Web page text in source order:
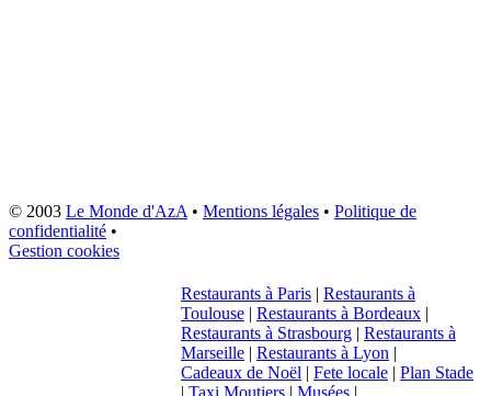
© 2003 Le Monde d'AzA• Mentions légales • Politique de
confidentialité •
Gestion cookies
Restaurants à Paris | Restaurants à
Toulouse | Restaurants à Bordeaux |
Restaurants à Strasbourg | Restaurants à
Marseille | Restaurants à Lyon |
Cadeaux de Noël | Fete locale | Plan Stade